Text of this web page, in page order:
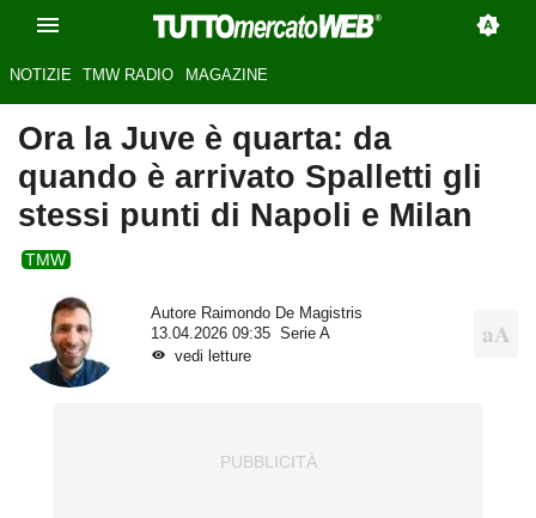
NOTIZIE TMW RADIO MAGAZINE
Ora la Juve è quarta: da
quando è arrivato Spalletti gli
stessi punti di Napoli e Milan
TMW
Autore Raimondo De Magistris
13.04.2026 09:35
Serie A
vedi letture